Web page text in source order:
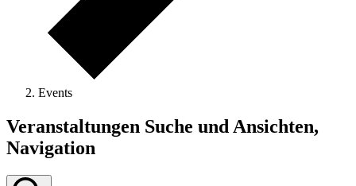
Events
Veranstaltungen Suche und Ansichten,
Navigation